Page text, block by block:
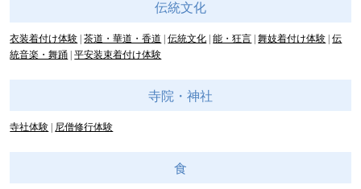
伝統文化
衣装着付け体験 茶道・華道・香道 伝統文化 能・狂言 舞妓着付け体験 伝
統音楽・舞踊 平安装束着付け体験
寺院・神社
寺社体験 尼僧修行体験
食